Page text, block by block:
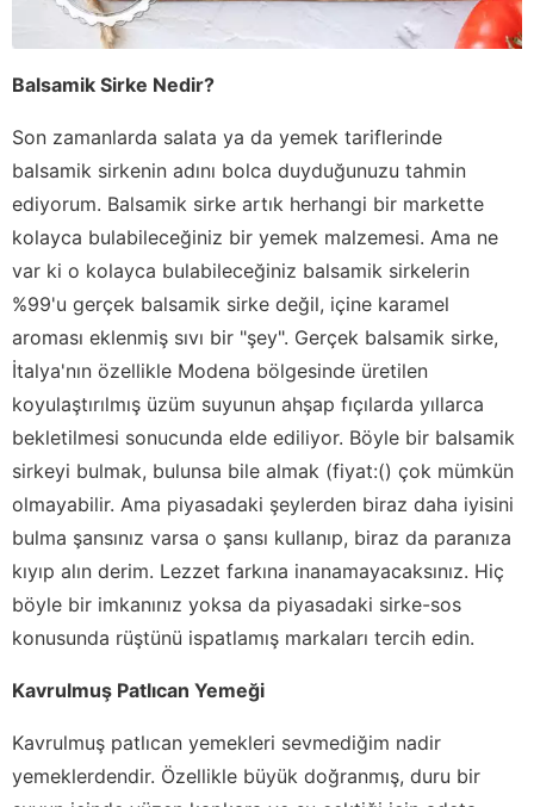
Balsamik Sirke Nedir?
Son zamanlarda salata ya da yemek tariflerinde
balsamik sirkenin adını bolca duyduğunuzu tahmin
ediyorum. Balsamik sirke artık herhangi bir markette
kolayca bulabileceğiniz bir yemek malzemesi. Ama ne
var ki o kolayca bulabileceğiniz balsamik sirkelerin
%99'u gerçek balsamik sirke değil, içine karamel
aroması eklenmiş sıvı bir "şey". Gerçek balsamik sirke,
İtalya'nın özellikle Modena bölgesinde üretilen
koyulaştırılmış üzüm suyunun ahşap fıçılarda yıllarca
bekletilmesi sonucunda elde ediliyor. Böyle bir balsamik
sirkeyi bulmak, bulunsa bile almak (fiyat:() çok mümkün
olmayabilir. Ama piyasadaki şeylerden biraz daha iyisini
bulma şansınız varsa o şansı kullanıp, biraz da paranıza
kıyıp alın derim. Lezzet farkına inanamayacaksınız. Hiç
böyle bir imkanınız yoksa da piyasadaki sirke-sos
konusunda rüştünü ispatlamış markaları tercih edin.
Kavrulmuş Patlıcan Yemeği
Kavrulmuş patlıcan yemekleri sevmediğim nadir
yemeklerdendir. Özellikle büyük doğranmış, duru bir